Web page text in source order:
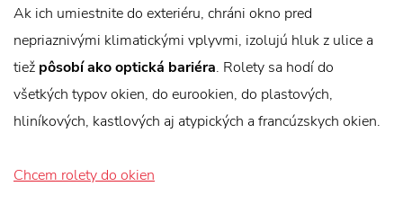
Ak ich umiestnite do exteriéru, chráni okno pred
nepriaznivými klimatickými vplyvmi, izolujú hluk z ulice a
tiež pôsobí ako optická bariéra. Rolety sa hodí do
všetkých typov okien, do eurookien, do plastových,
hliníkových, kastlových aj atypických a francúzskych okien.
Chcem rolety do okien